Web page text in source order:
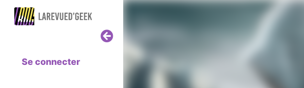
Se connecter